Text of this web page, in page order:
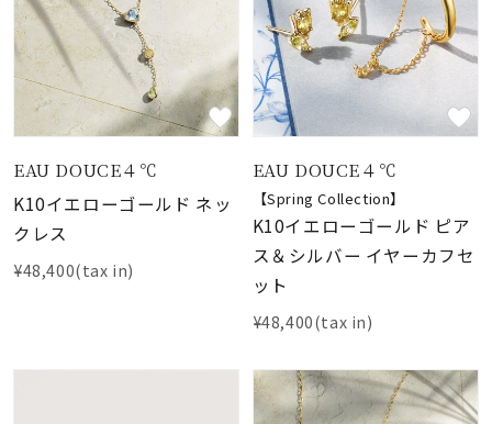
EAU DOUCE４℃
K10イエローゴールド ネッ
クレス
¥48,400(tax in)
EAU DOUCE４℃
【Spring Collection】
K10イエローゴールド ピア
ス＆シルバー イヤーカフセ
ット
¥48,400(tax in)